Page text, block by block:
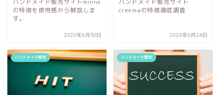
の特徴を使用感から解説しま
す。
2020年6月30日
creemaの特徴徹底調査
2020年6月24日
ハンドメイド販売 ハンドメイド販売